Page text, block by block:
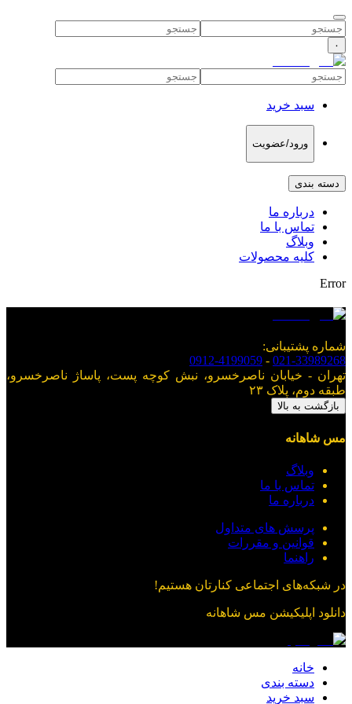
۰
سبد خرید
ورود/عضویت
دسته بندی
درباره ما
تماس با ما
وبلاگ
کلیه محصولات
Error
شماره پشتیبانی:
021-33989268
-
0912-4199059
تهران - خیابان ناصرخسرو، نبش کوچه پست، پاساژ ناصرخسرو،
طبقه دوم، پلاک ۲۳
بازگشت به بالا
مس شاهانه
وبلاگ
تماس با ما
درباره ما
پرسش های متداول
قوانین و مقررات
راهنما
در شبکه‌های اجتماعی کنارتان هستیم!
دانلود اپلیکیشن مس شاهانه
خانه
دسته بندی
سبد خرید